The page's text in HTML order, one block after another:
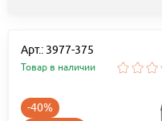
Арт.: 3977-375
Товар в наличии
-40%